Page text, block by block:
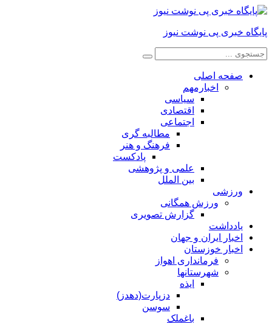
پایگاه خبری پی نوشت نیوز
صفحه اصلی
اخبارمهم
سیاسی
اقتصادی
اجتماعی
مطالبه گری
فرهنگ و هنر
پادکست
علمی و پژوهشی
بین الملل
ورزشی
ورزش همگانی
گزارش تصویری
یادداشت
اخبار ایران و جهان
اخبار خوزستان
فرمانداری اهواز
شهرستانها
ایذه
دزپارت(دهدز)
سوسن
باغملک